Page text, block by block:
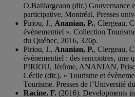
O.Baillargeaon (dir.) Gouvernance
participative, Montréal, Presses
Piriou, J., Ananian, P., Clergeau,
évènementiel ». Collection
du Québec, 2016, 326p.
Piriou, J., Ananian, P., Clergeau,
événementiel : des rencontres, une
PIRIOU, Jérôme, ANANIAN,
Cécile (dir.). « Tourisme et
Tourisme. Presses de l’Université
Racine. F. (2016). Developments